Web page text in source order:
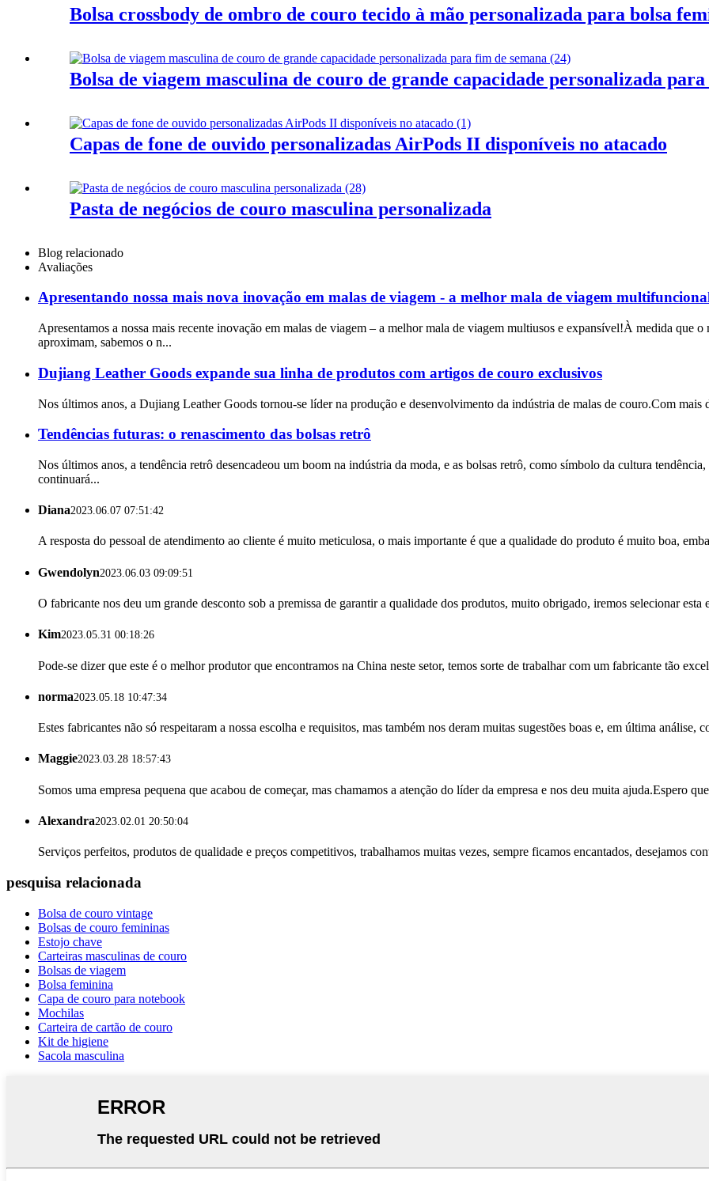
Bolsa crossbody de ombro de couro tecido à mão personalizada para bolsa
Bolsa de viagem masculina de couro de grande capacidade personalizada
Capas de fone de ouvido personalizadas AirPods II disponíveis no atacado
Pasta de negócios de couro masculina personalizada
Blog relacionado
Avaliações
Apresentando nossa mais nova inovação em malas de viagem - a melhor mala de viagem
Apresentamos a nossa mais recente inovação em malas de viagem – a melhor mala de viagem multiusos e expansível!À medida que
aproximam, sabemos o n...
Dujiang Leather Goods expande sua linha de produtos com artigos de couro exclusivos
Nos últimos anos, a Dujiang Leather Goods tornou-se líder na produção e desenvolvimento da indústria de malas de couro.Com mais
Tendências futuras: o renascimento das bolsas retrô
Nos últimos anos, a tendência retrô desencadeou um boom na indústria da moda, e as bolsas retrô, como símbolo da cultura
continuará...
Diana2023.06.07 07:51:42
A resposta do pessoal de atendimento ao cliente é muito meticulosa, o mais importante é que a qualidade do produto é muito boa,
Gwendolyn2023.06.03 09:09:51
O fabricante nos deu um grande desconto sob a premissa de garantir a qualidade dos produtos, muito obrigado, iremos selecionar esta
Kim2023.05.31 00:18:26
Pode-se dizer que este é o melhor produtor que encontramos na China neste setor, temos sorte de trabalhar com um fabricante tão
norma2023.05.18 10:47:34
Estes fabricantes não só respeitaram a nossa escolha e requisitos, mas também nos deram muitas sugestões boas e, em última análise,
Maggie2023.03.28 18:57:43
Somos uma empresa pequena que acabou de começar, mas chamamos a atenção do líder da empresa e nos deu muita ajuda.Espero
Alexandra2023.02.01 20:50:04
Serviços perfeitos, produtos de qualidade e preços competitivos, trabalhamos muitas vezes, sempre ficamos encantados, desejamos
pesquisa relacionada
Bolsa de couro vintage
Bolsas de couro femininas
Estojo chave
Carteiras masculinas de couro
Bolsas de viagem
Bolsa feminina
Capa de couro para notebook
Mochilas
Carteira de cartão de couro
Kit de higiene
Sacola masculina